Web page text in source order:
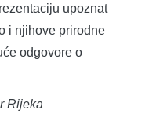
upoznat
i njihove prirodne
odgovore o
Rijeka